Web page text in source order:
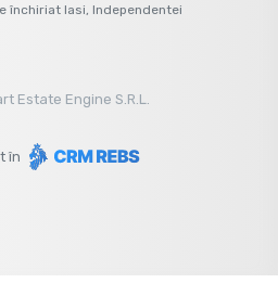
închiriat Iasi, Independentei
Estate Engine S.R.L.
în